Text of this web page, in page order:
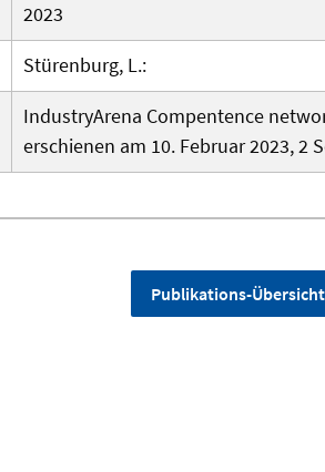
2023
Stürenburg, L.:
IndustryArena Compentence
erschienen am 10. Februar 2023, 2
Publikations-Übersicht